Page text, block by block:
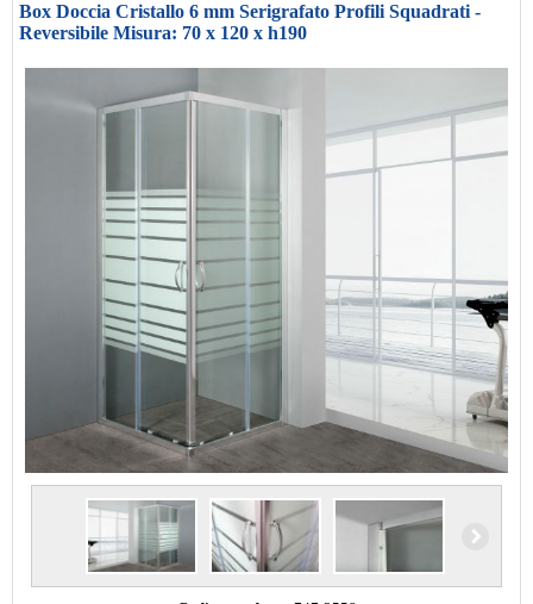
Box Doccia Cristallo 6 mm Serigrafato Profili Squadrati -
Reversibile Misura: 70 x 120 x h190